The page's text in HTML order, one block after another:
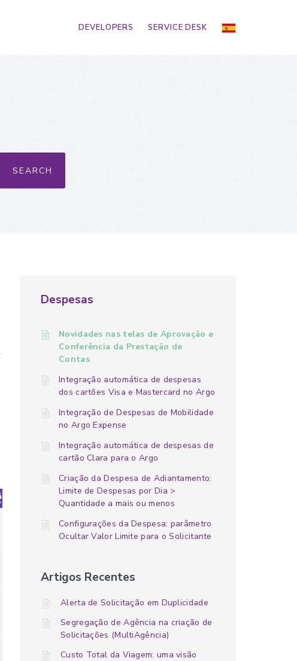
DEVELOPERS SERVICE DESK
Despesas
Novidades nas telas de Aprovação e
Conferência da Prestação de
Contas
Integração automática de despesas
dos cartões Visa e Mastercard no Argo
Integração de Despesas de Mobilidade
no Argo Expense
Integração automática de despesas de
cartão Clara para o Argo
Criação da Despesa de Adiantamento:
Limite de Despesas por Dia >
Quantidade a mais ou menos
Configurações da Despesa: parâmetro
Ocultar Valor Limite para o Solicitante
Artigos Recentes
Alerta de Solicitação em Duplicidade
Segregação de Agência na criação de
Solicitações (MultiAgência)
Custo Total da Viagem: uma visão